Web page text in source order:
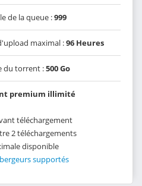
de la queue :999
maximal :96 Heures
du torrent :500 Go
premium illimité
téléchargement
2 téléchargements
disponible
supportés